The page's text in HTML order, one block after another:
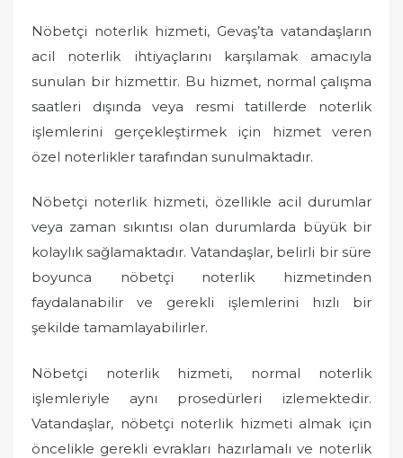
Nöbetçi noterlik hizmeti, Gevaş’ta vatandaşların
acil noterlik ihtiyaçlarını karşılamak amacıyla
sunulan bir hizmettir. Bu hizmet, normal çalışma
saatleri dışında veya resmi tatillerde noterlik
işlemlerini gerçekleştirmek için hizmet veren
özel noterlikler tarafından sunulmaktadır.
Nöbetçi noterlik hizmeti, özellikle acil durumlar
veya zaman sıkıntısı olan durumlarda büyük bir
kolaylık sağlamaktadır. Vatandaşlar, belirli bir süre
boyunca nöbetçi noterlik hizmetinden
faydalanabilir ve gerekli işlemlerini hızlı bir
şekilde tamamlayabilirler.
Nöbetçi noterlik hizmeti, normal noterlik
işlemleriyle aynı prosedürleri izlemektedir.
Vatandaşlar, nöbetçi noterlik hizmeti almak için
öncelikle gerekli evrakları hazırlamalı ve noterlik